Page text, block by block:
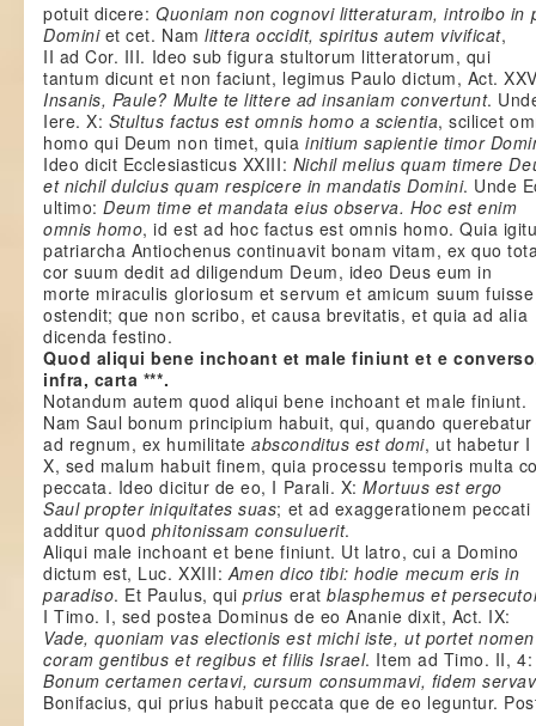
potuit dicere: Quoniam non cognovi litteraturam, introibo in
Dominiet cet. Namlittera occidit, spiritus autem vivificat,
II ad Cor. III. Ideo sub figura stultorum litteratorum, qui
tantum dicunt et non faciunt, legimus Paulo dictum, Act.
Insanis, Paule? Multe te littere ad insaniam convertunt.
Iere. X: Stultus factus est omnis homo a scientia, scilicet
homo qui Deum non timet, quia initium sapientie timor
Ideo dicit Ecclesiasticus XXIII: Nichil melius quam timere
et nichil dulcius quam respicere in mandatis Domini. Unde
ultimo:Deum time et mandata eius observa. Hoc est enim
omnis homo, id est ad hoc factus est omnis homo. Quia
patriarcha Antiochenus continuavit bonam vitam, ex quo
cor suum dedit ad diligendum Deum, ideo Deus eum in
morte miraculis gloriosum et servum et amicum suum fuisse
ostendit; que non scribo, et causa brevitatis, et quia ad alia
dicenda festino.
Quod aliqui bene inchoant et male finiunt et e
infra, carta ***.
Notandum autem quod aliqui bene inchoant et male finiunt.
Nam Saul bonum principium habuit, qui, quando querebatur
ad regnum, ex humilitateabsconditus est domi, ut habetur I
X, sed malum habuit finem, quia processu temporis multa
peccata. Ideo dicitur de eo, I Parali. X:Mortuus est ergo
Saul propter iniquitates suas; et ad exaggerationem peccati
additur quod phitonissam consuluerit.
Aliqui male inchoant et bene finiunt. Ut latro, cui a Domino
dictum est, Luc. XXIII:Amen dico tibi: hodie mecum eris in
paradiso. Et Paulus, quiprius eratblasphemus et
I Timo. I, sed postea Dominus de eo Ananie dixit, Act. IX:
Vade, quoniam vas electionis est michi iste, ut portet
coram gentibus et regibus et filiis Israel. Item ad Timo. II, 4:
Bonum certamen certavi, cursum consummavi, fidem
Bonifacius, qui prius habuit peccata que de eo leguntur.